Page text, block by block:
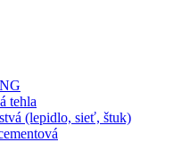
tehla
(lepidlo, sieť, štuk)